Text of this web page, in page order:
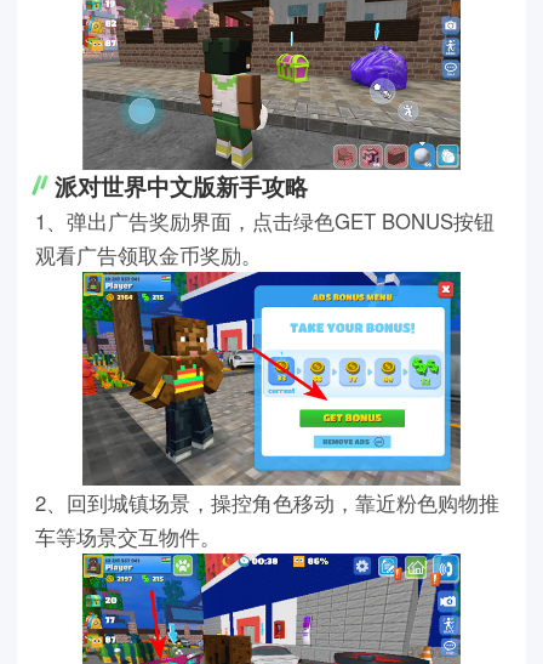
派对世界中文版新手攻略
1、弹出广告奖励界面，点击绿色GET BONUS按钮
观看广告领取金币奖励。
2、回到城镇场景，操控角色移动，靠近粉色购物推
车等场景交互物件。